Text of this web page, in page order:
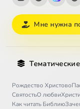
Мне нужна
Рождество Христово
СвятостьО любви
Как читать Библию